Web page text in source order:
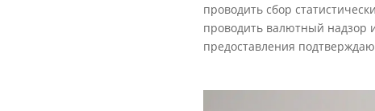
проводить сбор
проводить валютный надзор
предоставления